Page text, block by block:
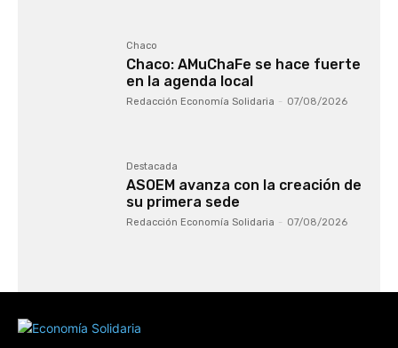
Chaco
Chaco: AMuChaFe se hace fuerte
en la agenda local
Redacción Economía Solidaria - 07/08/2026
Destacada
ASOEM avanza con la creación de
su primera sede
Redacción Economía Solidaria - 07/08/2026